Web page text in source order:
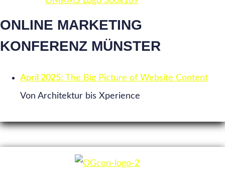
ONLINE MARKETING
KONFERENZ MÜNSTER
April 2025: The Big Picture of Website Content
Von Architektur bis Xperience